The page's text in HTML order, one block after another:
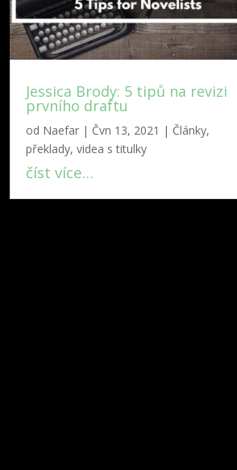
Jessica Brody: 5 tipů na revizi
prvního draftu
od Naefar| Čvn 13, 2021 | Články,
překlady, videa s titulky
číst více…